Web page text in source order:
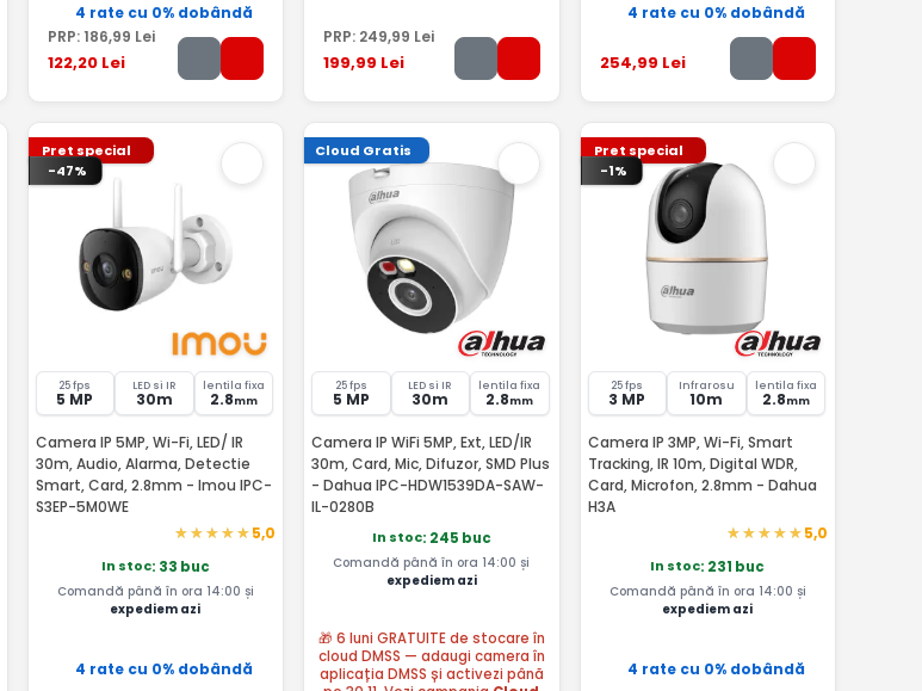
4 rate cu 0% dobândă
PRP: 186,99 Lei
122,20Lei
PRP: 249,99 Lei
199,99 Lei
4 rate cu 0% dobândă
254,99 Lei
Pret special
-47%
25 fps
5 MP
LED si IR
30m
lentila fixa
2.8mm
Camera IP 5MP, Wi-Fi, LED/ IR
30m, Audio, Alarma, Detectie
Smart, Card, 2.8mm - Imou IPC-
S3EP-5M0WE
5,0
In stoc: 33 buc
Comandă până în ora 14:00 și
expediem azi
4 rate cu 0% dobândă
Cloud Gratis
25 fps
5 MP
LED si IR
30m
lentila fixa
2.8mm
Camera IP WiFi 5MP, Ext, LED/IR
30m, Card, Mic, Difuzor, SMD Plus
- Dahua IPC-HDW1539DA-SAW-
IL-0280B
In stoc: 245 buc
Comandă până în ora 14:00 și
expediem azi
🎁 6 luni GRATUITE de stocare în
cloud DMSS — adaugi camera în
aplicația DMSS și activezi până
Pret special
-1%
25 fps
3 MP
Infrarosu
10m
lentila fixa
2.8mm
Camera IP 3MP, Wi-Fi, Smart
Tracking, IR 10m, Digital WDR,
Card, Microfon, 2.8mm - Dahua
H3A
5,0
In stoc: 231 buc
Comandă până în ora 14:00 și
expediem azi
4 rate cu 0% dobândă